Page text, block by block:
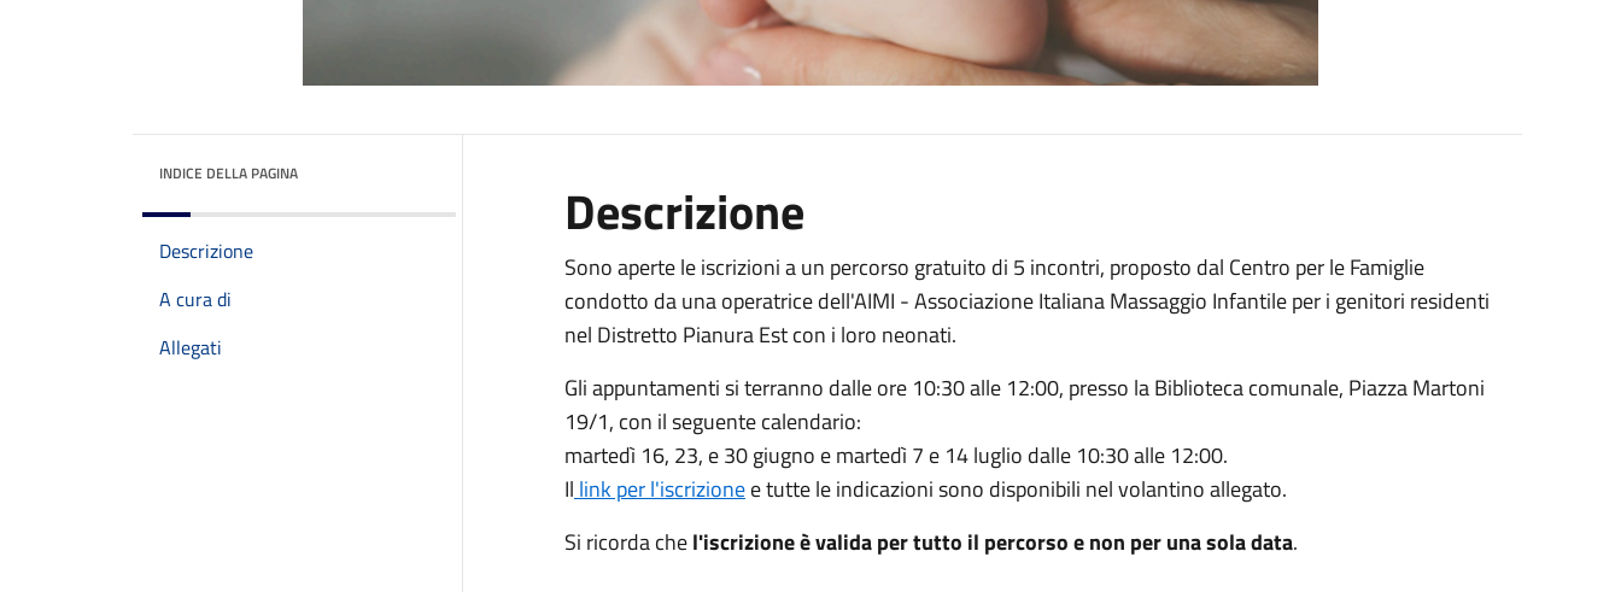
INDICE DELLA PAGINA
Descrizione
A cura di
Allegati
Descrizione
Sono aperte le iscrizioni a un percorso gratuito di 5 incontri, proposto dal Centro per le Famiglie
condotto da una operatrice dell'AIMI - Associazione Italiana Massaggio Infantile per i genitori residenti
nel Distretto Pianura Est con i loro neonati.
Gli appuntamenti si terranno dalle ore 10:30 alle 12:00, presso la Biblioteca comunale, Piazza Martoni
19/1, con il seguente calendario:
martedì 16, 23, e 30 giugno e martedì 7 e 14 luglio dalle 10:30 alle 12:00.
Il link per l'iscrizionee tutte le indicazioni sono disponibili nel volantino allegato.
Si ricordachel'iscrizione è valida per tutto il percorso e non per una sola data.